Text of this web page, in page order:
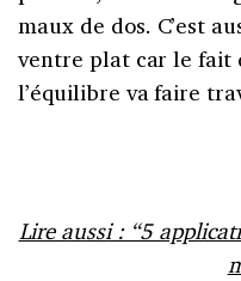
maux de dos. C’est
ventre plat car le fait
l’équilibre va faire
Lire aussi : “5